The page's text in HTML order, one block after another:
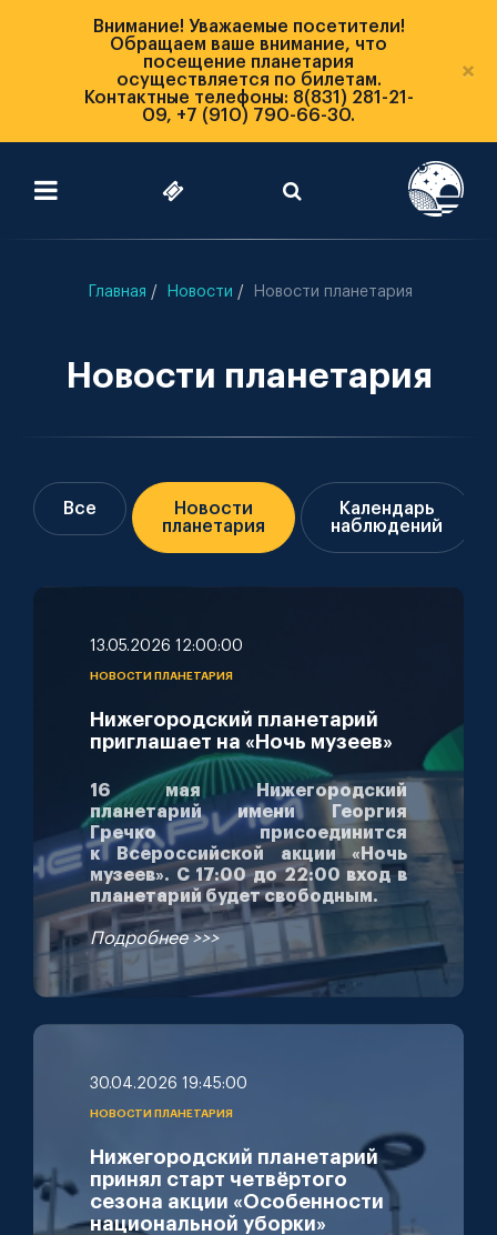
Внимание! Уважаемые посетители!
Обращаем ваше внимание, что
посещение планетария
осуществляется по билетам.
Контактные телефоны: 8(831) 281-21-
09, +7 (910) 790-66-30.
×
Главная Новости Новости планетария
Новости планетария
Все
Новости
планетария
Календарь
наблюдений
13.05.2026 12:00:00
НОВОСТИ ПЛАНЕТАРИЯ
Нижегородский планетарий
приглашает на «Ночь музеев»
16 мая Нижегородский
планетарий имени Георгия
Гречко присоединится
к Всероссийской акции «Ночь
музеев». С 17:00 до 22:00 вход в
планетарий будет свободным.
Подробнее >>>
30.04.2026 19:45:00
НОВОСТИ ПЛАНЕТАРИЯ
Нижегородский планетарий
принял старт четвёртого
сезона акции «Особенности
национальной уборки»